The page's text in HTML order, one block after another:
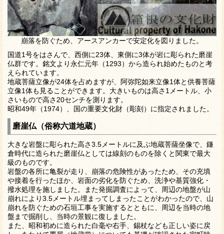
崩落を防ぐため、アースアンカーで安定化を図りました。
国道1号をはさんで、西側に23体、東側に3体が岩に彫られた磨崖
仏群です。銘文より永仁元年（1293）から造られ始めたものと考
えられています。
地蔵菩薩立像が24体を占めますが、阿弥陀如来立像1体と供養菩薩
立像1体も見ることができます。大きいものは高さ1メートル、小
さいもので高さ20センチを測ります。
昭和49年（1974）、国の重要文化財（彫刻）に指定されました。
磨崖仏（俗称六道地蔵）
大きな岩盤に彫られた高さ3.5メートルに及ぶ地蔵菩薩坐像で、鎌
倉時代に造られた磨崖仏としては線刻のものを除くと関東で最大
級のものです。
岩盤の各所に亀裂が走り、崩落の危険性があったため、その充填
や接着を行ったほか、岩面の劣化を防ぐため、洗浄や基質強化・
撥水処理を施しました。また発掘調査によって、周辺の地盤が山
崩れにより3.5メートル埋まってしまったことがわかったので、山
崩れを防ぐための石垣工事を実施するとともに、周辺を当時の地
盤まで掘削し、当時の景観に復しました。
また、昭和初めに造られた白毫や右手、錫杖なども正しい姿に戻